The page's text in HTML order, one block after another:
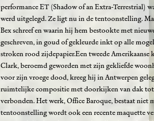
performance ET (Shadow of an Extra-Terrestrial)
werd uitgelegd. Ze ligt nu in de tentoonstelling.
Bex schreef en waarin hij hem bestookte met
geschreven, in goud of gekleurde inkt op alle
stroken rood zijdepapier.Een tweede
Clark, beroemd geworden met zijn gekliefde
voor zijn vroege dood, kreeg hij in Antwerpen
ruimtelijke compositie met doorkijken van dak tot
verbonden. Het werk, Office Baroque, bestaat niet
tentoonstelling wordt ook een recente maquette